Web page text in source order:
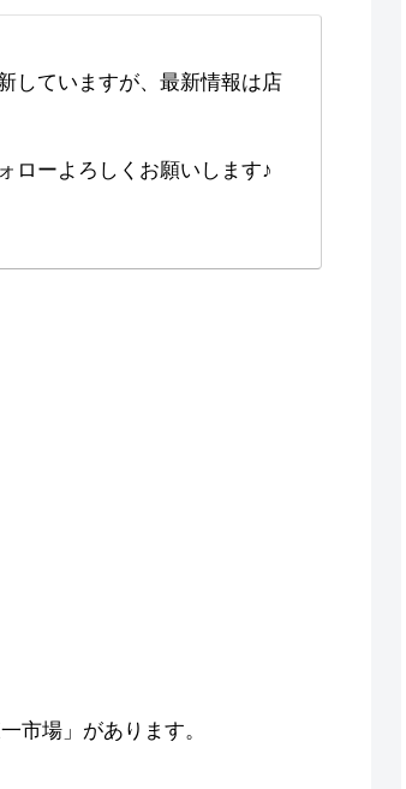
していますが、最新情報は店
ローよろしくお願いします♪
市場」があります。